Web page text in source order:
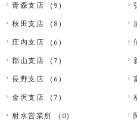
青森支店 (9)
秋田支店 (8)
庄内支店 (6)
郡山支店 (7)
長野支店 (6)
金沢支店 (7)
射水営業所 (0)